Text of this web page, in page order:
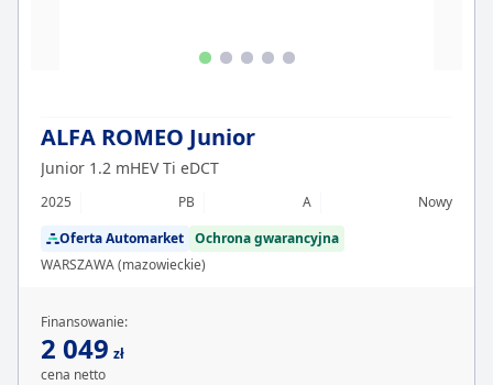
ALFA ROMEO Junior
Junior 1.2 mHEV Ti eDCT
2025 PB A
Nowy
Oferta Automarket Ochrona gwarancyjna
WARSZAWA (mazowieckie)
Finansowanie:
2 049 zł
cena netto